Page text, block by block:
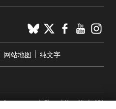
BlueSky
X
网站地图 纯文字
34th Floor | New York,NY